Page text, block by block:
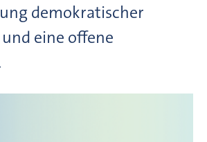
demokratischer
eine offene